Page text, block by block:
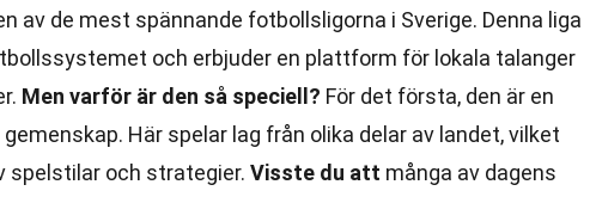
av de mest spännande fotbollsligorna i Sverige. Denna liga
och erbjuder en plattform för lokala talanger
Men varför är den så speciell? För det första, den är en
Här spelar lag från olika delar av landet, vilket
spelstilar och strategier. Visste du att många av dagens